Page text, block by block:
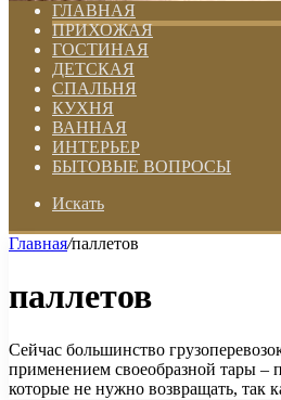
ГЛАВНАЯ
ПРИХОЖАЯ
ГОСТИНАЯ
ДЕТСКАЯ
СПАЛЬНЯ
КУХНЯ
ВАННАЯ
ИНТЕРЬЕР
БЫТОВЫЕ ВОПРОСЫ
Искать
Главная/паллетов
паллетов
Сейчас большинство
применением своеобразной тары –
которые не нужно возвращать, так